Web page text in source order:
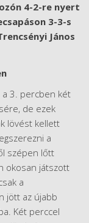
4-2-re nyert
3-3-s
János
a 3. percben két
de ezek
lövést kellett
a
szépen lőtt
okosan játszott
a
jött az újabb
Két perccel